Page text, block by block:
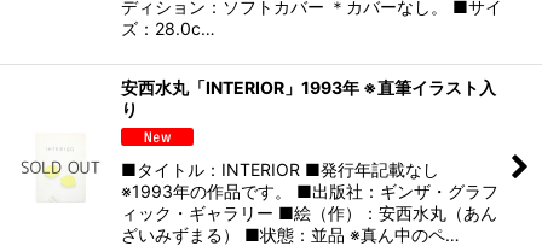
ディション：ソフトカバー ＊カバーなし。 ■サイ
ズ：28.0c…
安西水丸「INTERIOR」1993年 ※直筆イラスト入
り
■タイトル：INTERIOR ■発行年記載なし
※1993年の作品です。 ■出版社：ギンザ・グラフ
ィック・ギャラリー ■絵（作）：安西水丸（あん
ざいみずまる） ■状態：並品 ※真ん中のペ…